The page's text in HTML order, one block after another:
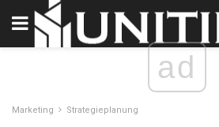
ad
Marketing Strategieplanung